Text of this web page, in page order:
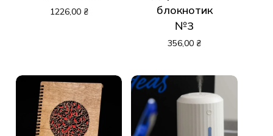
1226,00 ₴
блокнотик
№3
356,00 ₴